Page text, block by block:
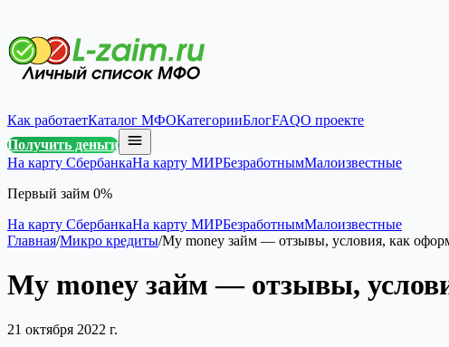
Как работаетКаталог МФОКатегорииБлогFAQО проекте
Получить деньги
На карту СбербанкаНа карту МИРБезработнымМалоизвестные
Первый займ 0%
На карту СбербанкаНа карту МИРБезработнымМалоизвестные
Главная/Микро кредиты/My money займ — отзывы, условия, как
My money займ — отзывы,
21 октября 2022 г.